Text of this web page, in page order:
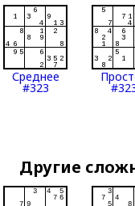
Среднее
#323
Другие